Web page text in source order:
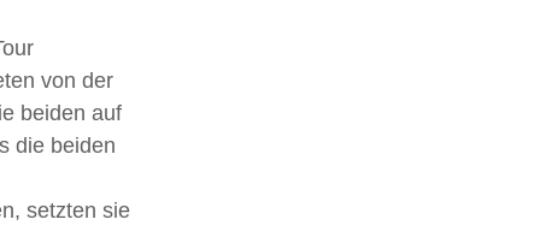
von der
beiden auf
die beiden
setzten sie